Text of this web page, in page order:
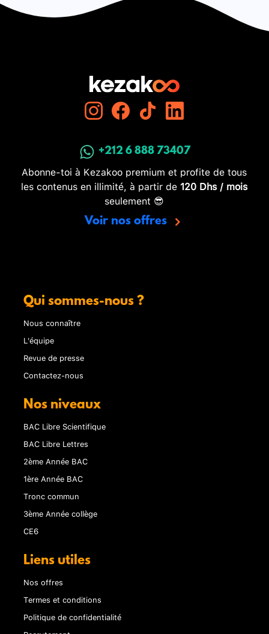
+212 6 888 73407
Abonne-toi à Kezakoo premium et profite de tous
les contenus en illimité, à partir de 120 Dhs / mois
seulement 😎
Voir nos offres
Qui sommes-nous ?
Nous connaître
L'équipe
Revue de presse
Contactez-nous
Nos niveaux
BAC Libre Scientifique
BAC Libre Lettres
2ème Année BAC
1ère Année BAC
Tronc commun
3ème Année collège
CE6
Liens utiles
Nos offres
Termes et conditions
Politique de confidentialité